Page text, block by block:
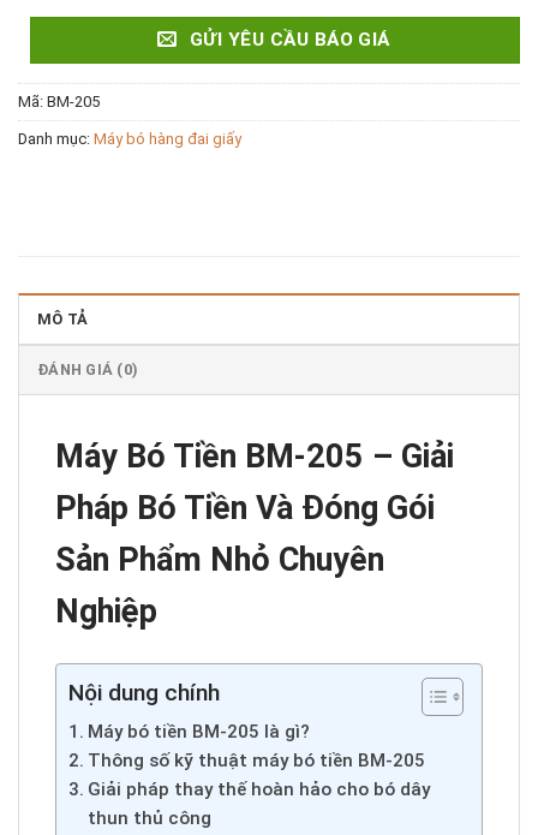
GỬI YÊU CẦU BÁO GIÁ
Mã: BM-205
Danh mục: Máy bó hàng đai giấy
MÔ TẢ
ĐÁNH GIÁ (0)
Máy Bó Tiền BM-205 – Giải
Pháp Bó Tiền Và Đóng Gói
Sản Phẩm Nhỏ Chuyên
Nghiệp
Nội dung chính
Máy bó tiền BM-205 là gì?
Thông số kỹ thuật máy bó tiền BM-205
Giải pháp thay thế hoàn hảo cho bó dây
thun thủ công